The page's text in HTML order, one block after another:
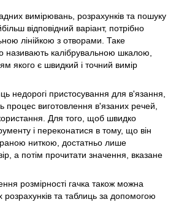
вимірювань, розрахунків та пошуку
відповідний варіант, потрібно
лінійкою з отворами. Таке
називають калібрувальною шкалою,
якого є швидкий і точний вимір
недорогі пристосування для в'язання,
виготовлення в'язаних речей,
Для того, щоб швидко
і переконатися в тому, що він
ниткою, достатньо лише
а потім прочитати значення, вказане
розмірності гачка також можна
розрахунків та таблиць за допомогою